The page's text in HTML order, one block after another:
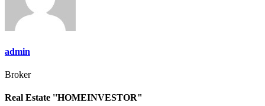
admin
Broker
Real Estate ''HOMEINVESTOR"